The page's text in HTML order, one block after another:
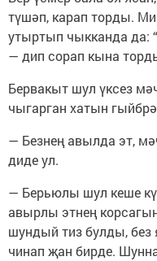
түшәп, карап торды.
утыртып чыкканда да:
— дип сорап кына
Бервакыт шул үксез
чыгарган хатын
— Безнең авылда эт,
диде ул.
— Берьюлы шул кеше
авырлы этнең
шундый тиз булды, без
чинап җан бирде.